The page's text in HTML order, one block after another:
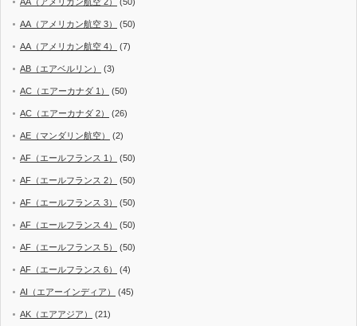
AA（アメリカン航空 3） (50)
AA（アメリカン航空 4） (7)
AB（エアベルリン） (3)
AC（エアーカナダ 1） (50)
AC（エアーカナダ 2） (26)
AE（マンダリン航空） (2)
AF（エールフランス 1） (50)
AF（エールフランス 2） (50)
AF（エールフランス 3） (50)
AF（エールフランス 4） (50)
AF（エールフランス 5） (50)
AF（エールフランス 6） (4)
AI（エアーインディア） (45)
AK（エアアジア） (21)